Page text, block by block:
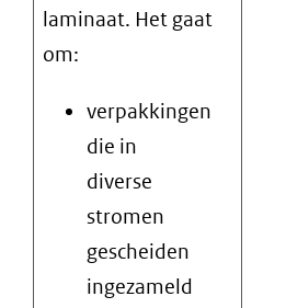
laminaat. Het gaat
om:
verpakkingen
die in
diverse
stromen
gescheiden
ingezameld